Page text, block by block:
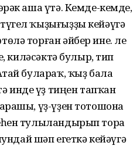
аша үтә. Кемде-кемде,
ҡыҙығыҙҙы кейәүгә
торған әйбер ине. Әле
киләсәктә булыр, тип
булараҡ, ҡыҙ бала
инде үҙ тиңен тапҡан
үҙ-үҙен тотошона
тулыландырып тора
шәп егеткә кейәүгә